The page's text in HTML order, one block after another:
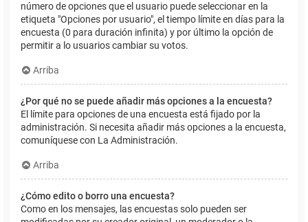
número de opciones que el usuario puede seleccionar en la
etiqueta "Opciones por usuario", el tiempo límite en días para la
encuesta (0 para duración infinita) y por último la opción de
permitir a lo usuarios cambiar su votos.
Arriba
¿Por qué no se puede añadir más opciones a la encuesta?
El límite para opciones de una encuesta está fijado por la
administración. Si necesita añadir más opciones a la encuesta,
comuníquese con La Administración.
Arriba
¿Cómo edito o borro una encuesta?
Como en los mensajes, las encuestas solo pueden ser